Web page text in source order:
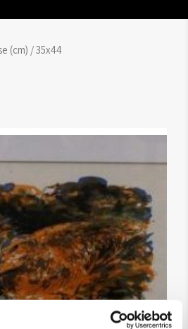
(cm) / 35x44